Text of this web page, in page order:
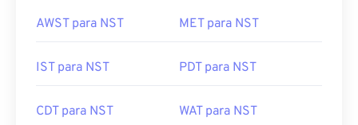
AWST para NST MET para NST
IST para NST PDT para NST
CDT para NST WAT para NST